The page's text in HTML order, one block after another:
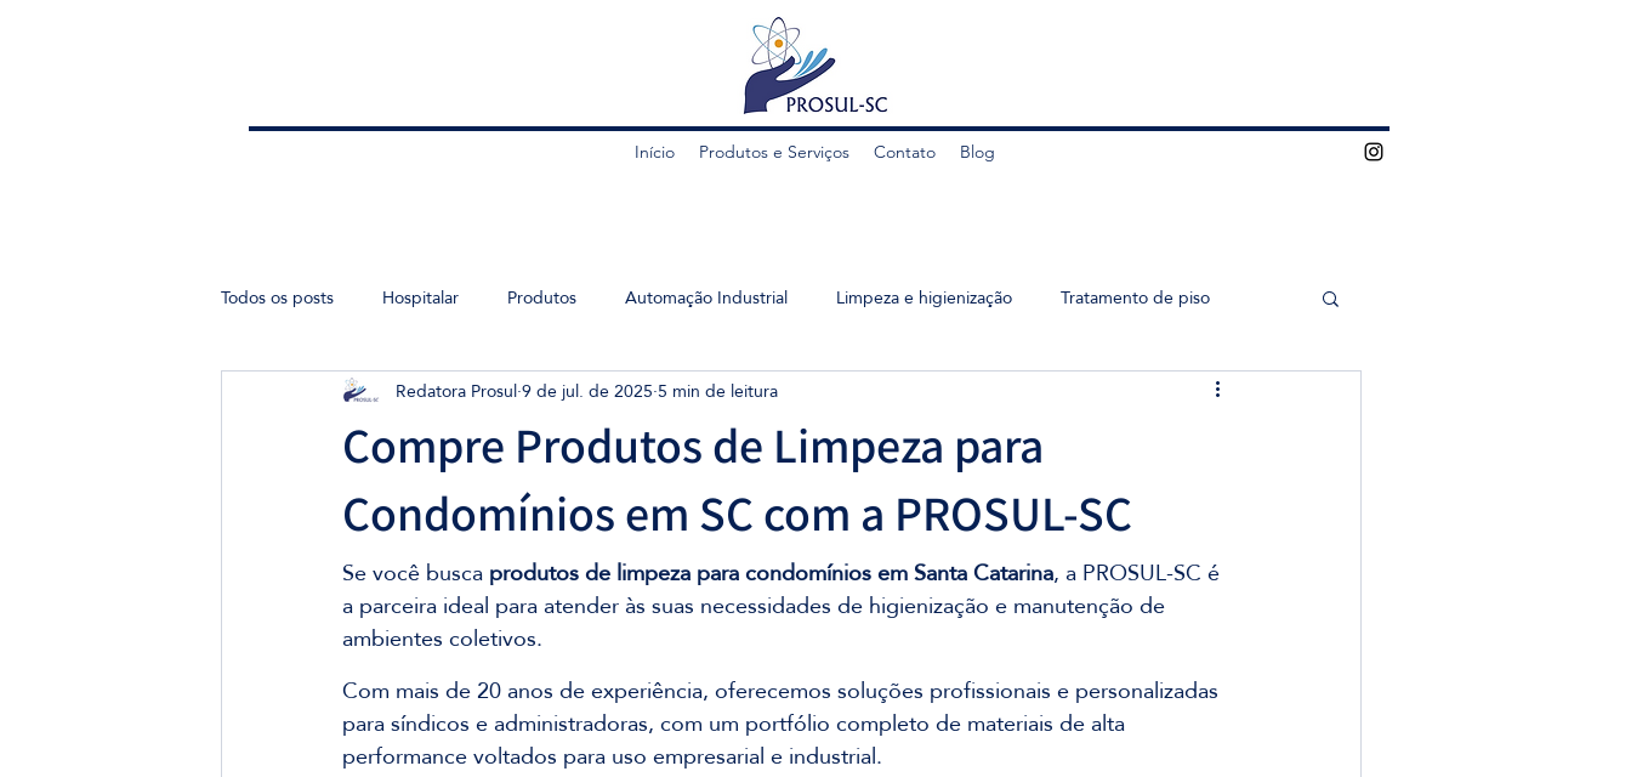
Início Produtos e Serviços Contato Blog
Todos os posts Hospitalar Produtos Automação Industrial Limpeza e higienização Tratamento de piso
Compre Produtos de Limpeza para
Condomínios em SC com a PROSUL-SC
Redatora Prosul9 de jul. de 20255 min de leitura
Se você busca produtos de limpeza para condomínios em Santa Catarina, a PROSUL-SC é
a parceira ideal para atender às suas necessidades de higienização e manutenção de
ambientes coletivos.
Com mais de 20 anos de experiência, oferecemos soluções profissionais e personalizadas
para síndicos e administradoras, com um portfólio completo de materiais de alta
performance voltados para uso empresarial e industrial.